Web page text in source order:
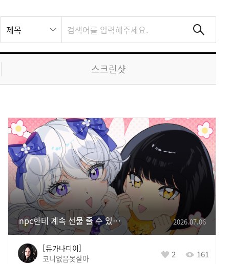
스
트
검
제목
스크린샷
npc한테 계속 선물 줄 수 있게 해주세요 ~ ♥
듀가나디이
코니없음못살아
2 161
2026.07.06